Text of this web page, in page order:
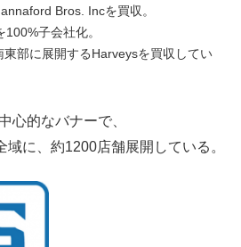
Bros. Incを買収。
子会社化。
部に展開するHarveysを買収してい
心的なバナーで、
に、 約1200店舗展開している。